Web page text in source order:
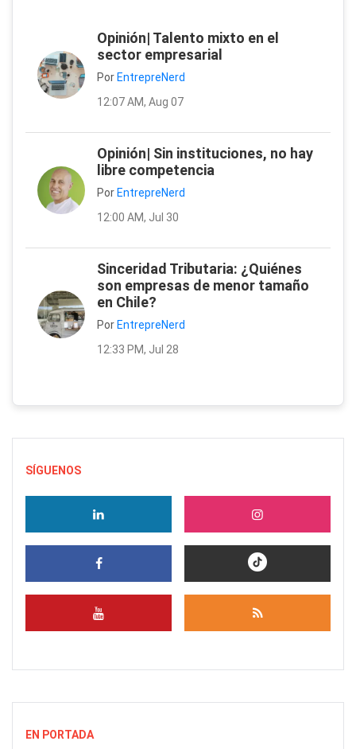
Opinión| Talento mixto en el
sector empresarial
Por EntrepreNerd
12:07 AM, Aug 07
Opinión| Sin instituciones, no hay
libre competencia
Por EntrepreNerd
12:00 AM, Jul 30
Sinceridad Tributaria: ¿Quiénes
son empresas de menor tamaño
en Chile?
Por EntrepreNerd
12:33 PM, Jul 28
SÍGUENOS
EN PORTADA